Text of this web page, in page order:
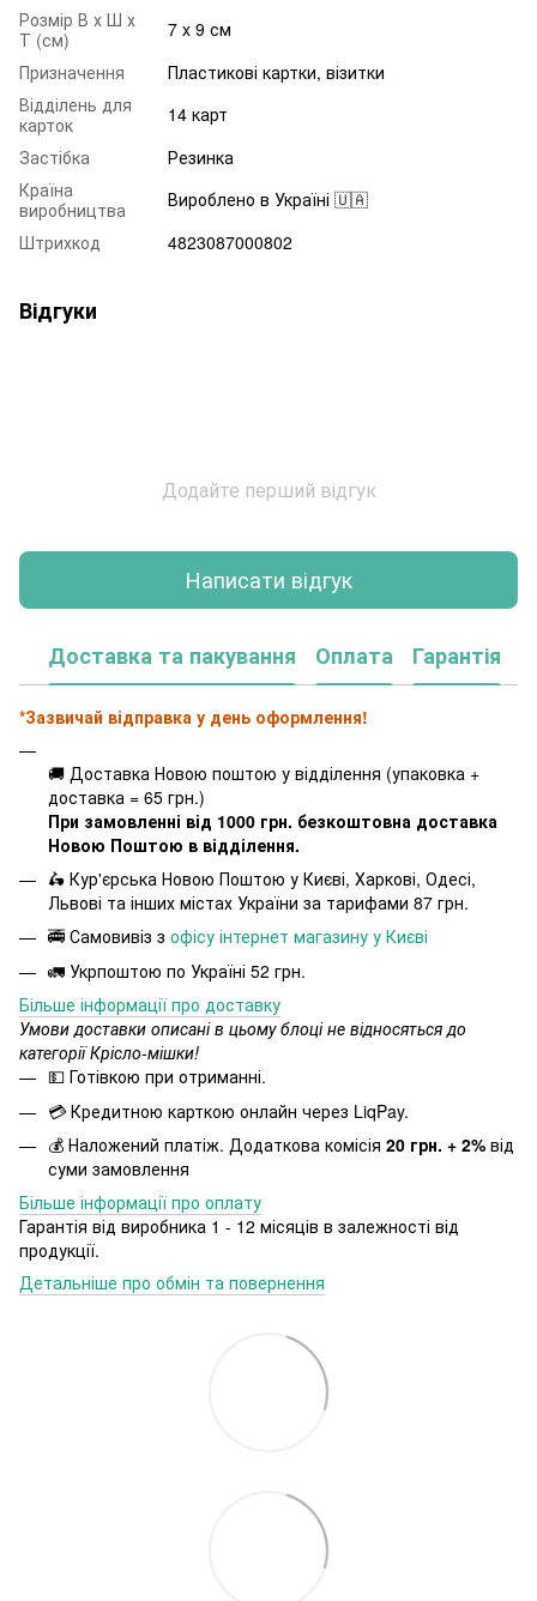
Розмір В х Ш х
Т (см)
7 x 9 см
Призначення
Пластикові картки, візитки
Відділень для
карток
14 карт
Застібка
Резинка
Країна
виробництва
Вироблено в Україні 🇺🇦
Штрихкод
4823087000802
Відгуки
Додайте перший відгук
Написати відгук
Доставка та пакування Оплата Гарантія
*Зазвичай відправка у день оформлення!
🚚 Доставка Новою поштою у відділення (упаковка +
доставка = 65 грн.)
При замовленні від 1000 грн. безкоштовна доставка
Новою Поштою в відділення.
🛵 Кур'єрська Новою Поштою у Києві, Харкові, Одесі,
Львові та інших містах України за тарифами 87 грн.
🚎 Самовивіз з офісу інтернет магазину у Києві
🚛 Укрпоштою по Україні 52 грн.
Більше інформації про доставку
Умови доставки описані в цьому блоці не відносяться до
категорії Крісло-мішки!
💵 Готівкою при отриманні.
💳 Кредитною карткою онлайн через LiqPay.
💰 Наложений платіж. Додаткова комісія 20 грн. + 2% від
суми замовлення
Більше інформації про оплату
Гарантія від виробника 1 - 12 місяців в залежності від
продукції.
Детальніше про обмін та повернення